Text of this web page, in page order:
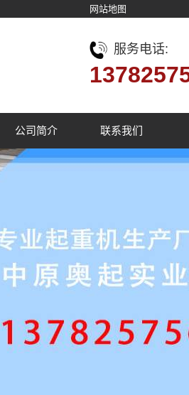
网站地图
服务电话:
公司简介 联系我们